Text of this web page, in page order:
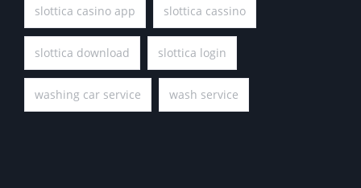
slottica casino app slottica cassino
slottica download slottica login
washing car service wash service